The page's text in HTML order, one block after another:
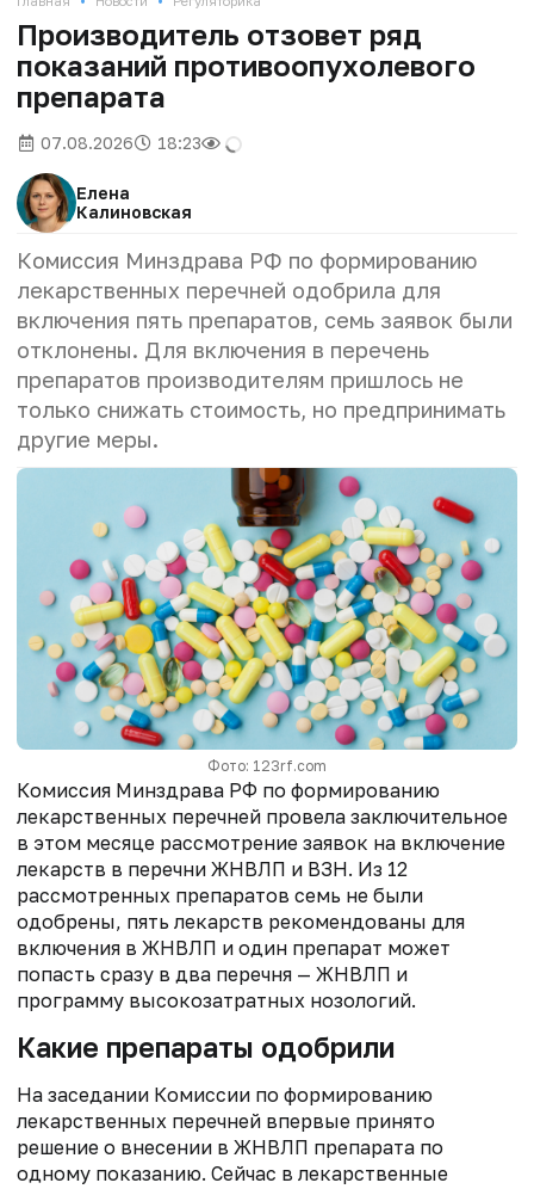
Производитель отзовет ряд
показаний противоопухолевого
препарата
07.08.2026 18:23
Елена
Калиновская
Комиссия Минздрава РФ по формированию
лекарственных перечней одобрила для
включения пять препаратов, семь заявок были
отклонены. Для включения в перечень
препаратов производителям пришлось не
только снижать стоимость, но предпринимать
другие меры.
Фото: 123rf.com
Комиссия Минздрава РФ по формированию
лекарственных перечней провела заключительное
в этом месяце рассмотрение заявок на включение
лекарств в перечни ЖНВЛП и ВЗН. Из 12
рассмотренных препаратов семь не были
одобрены, пять лекарств рекомендованы для
включения в ЖНВЛП и один препарат может
попасть сразу в два перечня — ЖНВЛП и
программу высокозатратных нозологий.
Какие препараты одобрили
На заседании Комиссии по формированию
лекарственных перечней впервые принято
решение о внесении в ЖНВЛП препарата по
одному показанию. Сейчас в лекарственные